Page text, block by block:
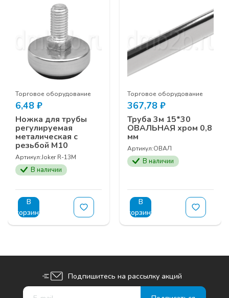
Торговое оборудование
6,48 ₽
Ножка для трубы
регулируемая
металическая с
резьбой М10
Артикул:Joker R-13M
В наличии
В
корзину
Торговое оборудование
367,78 ₽
Труба 3м 15*30
ОВАЛЬНАЯ хром 0,8
мм
Артикул:ОВАЛ
В наличии
В
корзину
Подпишитесь на рассылку акций